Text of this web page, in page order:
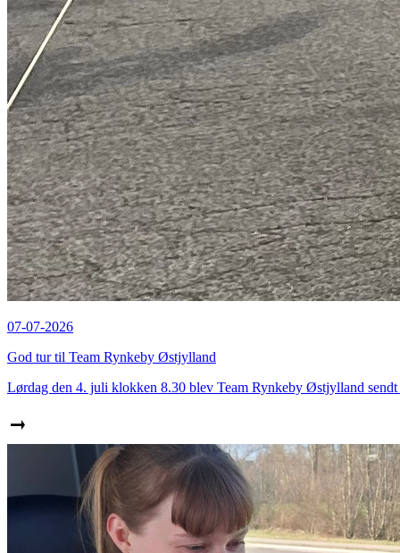
07-07-2026
God tur til Team Rynkeby Østjylland
Lørdag den 4. juli klokken 8.30 blev Team Rynkeby Østjylland